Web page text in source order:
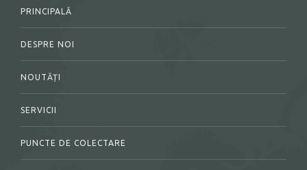
PRINCIPALĂ
DESPRE NOI
NOUTĂȚI
SERVICII
PUNCTE DE COLECTARE